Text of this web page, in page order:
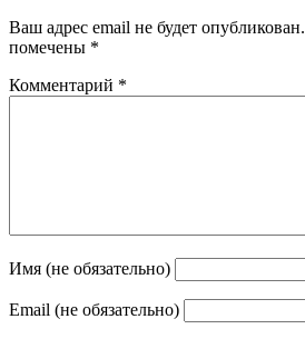
Ваш адрес email не будет опубликован.
помечены *
Комментарий *
Имя (не обязательно)
Email (не обязательно)